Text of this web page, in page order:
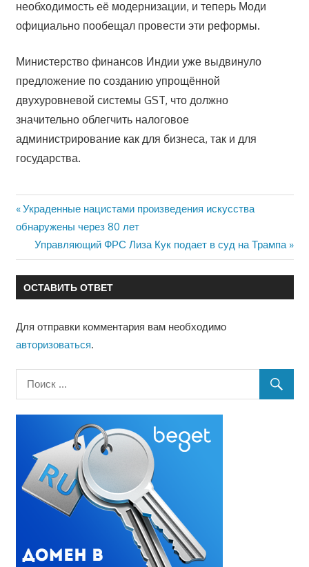
необходимость её модернизации, и теперь Моди
официально пообещал провести эти реформы.
Министерство финансов Индии уже выдвинуло
предложение по созданию упрощённой
двухуровневой системы GST, что должно
значительно облегчить налоговое
администрирование как для бизнеса, так и для
государства.
Навигация
записям
Предыдущая
запись:
Украденные нацистами произведения искусства
обнаружены через 80 лет
Следующая
запись:
Управляющий ФРС Лиза Кук подает в суд на Трампа
ОСТАВИТЬ ОТВЕТ
Для отправки комментария вам необходимо
авторизоваться.